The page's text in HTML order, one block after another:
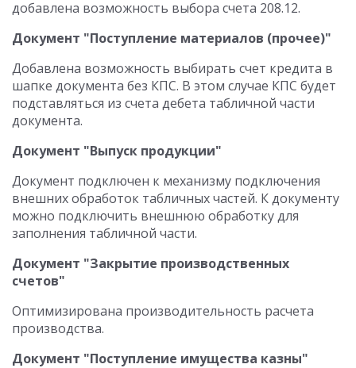
добавлена возможность выбора счета 208.12.
Документ "Поступление материалов (прочее)"
Добавлена возможность выбирать счет кредита в
шапке документа без КПС. В этом случае КПС будет
подставляться из счета дебета табличной части
документа.
Документ "Выпуск продукции"
Документ подключен к механизму подключения
внешних обработок табличных частей. К документу
можно подключить внешнюю обработку для
заполнения табличной части.
Документ "Закрытие производственных
счетов"
Оптимизирована производительность расчета
производства.
Документ "Поступление имущества казны"